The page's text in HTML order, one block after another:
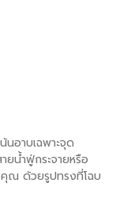
นอาบเฉพาะจุด
ยน้ำฟู่กระจายหรือ
คุณ ด้วยรูปทรงที่โฉบ